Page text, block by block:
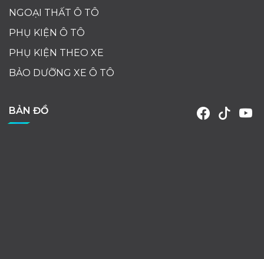
NGOẠI THẤT Ô TÔ
PHỤ KIỆN Ô TÔ
PHỤ KIỆN THEO XE
BẢO DƯỠNG XE Ô TÔ
BẢN ĐỒ